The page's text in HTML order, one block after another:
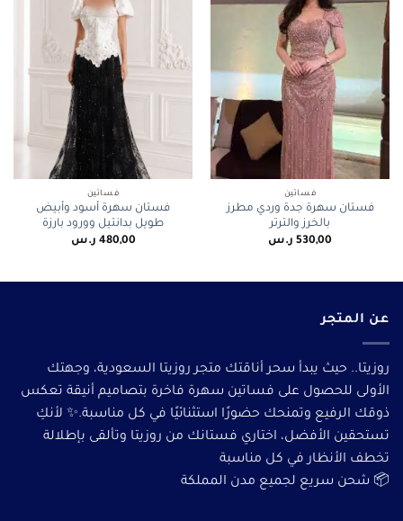
فساتين
فستان سهرة جدة وردي مطرز
بالخرز والترتر
530,00 ر.س
فساتين
فستان سهرة أسود وأبيض
طويل بدانتيل وورود بارزة
480,00 ر.س
عن المتجر
روزيتا.. حيث يبدأ سحر أناقتك متجر روزيتا السعودية، وجهتك
الأولى للحصول على فساتين سهرة فاخرة بتصاميم أنيقة تعكس
ذوقك الرفيع وتمنحك حضورًا استثنائيًا في كل مناسبة.✨ لأنكِ
تستحقين الأفضل، اختاري فستانك من روزيتا وتألقى بإطلالة
تخطف الأنظار في كل مناسبة
📦 شحن سريع لجميع مدن المملكة